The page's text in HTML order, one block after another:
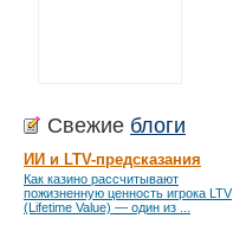
Свежие блоги
ИИ и LTV-предсказания
Как казино рассчитывают
пожизненную ценность игрока LTV
(Lifetime Value) — один из ...